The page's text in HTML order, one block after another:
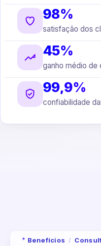
98%
satisfação dos
45%
ganho médio de
99,9%
confiabilidade
Benefícios /